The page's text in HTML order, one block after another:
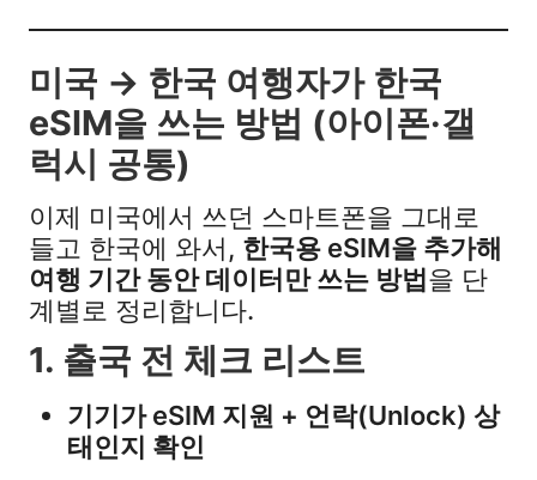
미국 → 한국 여행자가 한국
eSIM을 쓰는 방법 (아이폰·갤
럭시 공통)
이제 미국에서 쓰던 스마트폰을 그대로
들고 한국에 와서, 한국용 eSIM을 추가해
여행 기간 동안 데이터만 쓰는 방법 을 단
계별로 정리합니다.​
1. 출국 전 체크 리스트
기기가 eSIM 지원 + 언락(Unlock) 상
태인지 확인